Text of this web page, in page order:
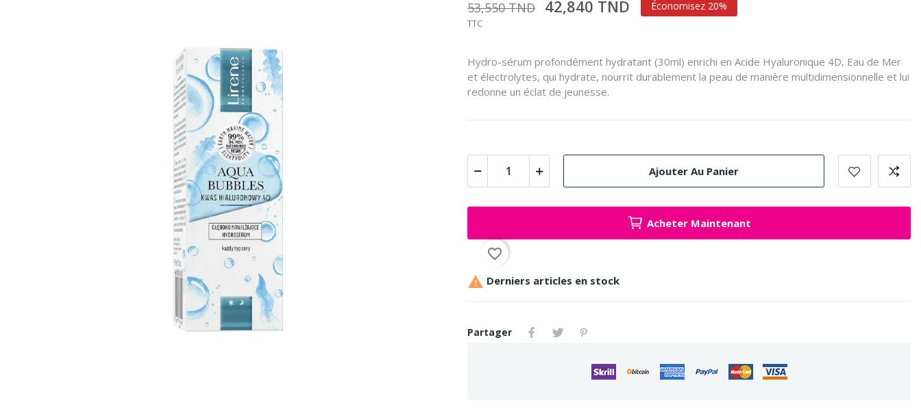
53,550 TND 42,840 TND Économisez 20%
TTC
Hydro-sérum profondément hydratant (30ml) enrichi en Acide Hyaluronique 4D, Eau de Mer
et électrolytes, qui hydrate, nourrit durablement la peau de manière multidimensionnelle et lui
redonne un éclat de jeunesse.
Ajouter Au Panier
Acheter Maintenant
favorite_border
 Derniers articles en stock
Partager